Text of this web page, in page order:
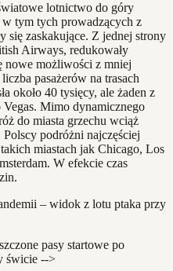
lotnictwo do góry
tym tych prowadzących z
się zaskakujące. Z jednej strony
Airways, redukowały
nowe możliwości z mniej
pasażerów na trasach
około 40 tysięcy, ale żaden z
Mimo dynamicznego
do miasta grzechu wciąż
podróżni najczęściej
miastach jak Chicago, Los
W efekcie czas
pasy startowe po
świcie -->